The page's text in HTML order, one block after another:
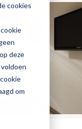
cookies
deze
om